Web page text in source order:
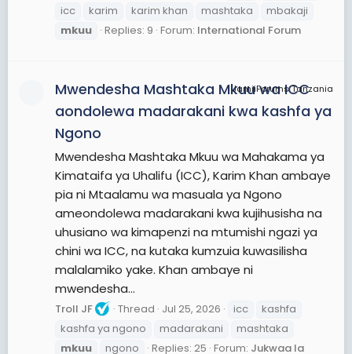
icc
karim karim khan mashtaka
mbakaji
mkuu
Replies: 9 Forum: International Forum
JamiiForums Tanzania
Mwendesha Mashtaka Mkuu wa ICC
aondolewa madarakani kwa kashfa ya
Ngono
Mwendesha Mashtaka Mkuu wa Mahakama ya
Kimataifa ya Uhalifu (ICC), Karim Khan ambaye
pia ni Mtaalamu wa masuala ya Ngono
ameondolewa madarakani kwa kujihusisha na
uhusiano wa kimapenzi na mtumishi ngazi ya
chini wa ICC, na kutaka kumzuia kuwasilisha
malalamiko yake. Khan ambaye ni
mwendesha...
Troll JF Thread Jul 25, 2026 icc
kashfa
kashfa ya ngono
madarakani
mashtaka
mkuu
ngono Replies: 25 Forum: Jukwaa la